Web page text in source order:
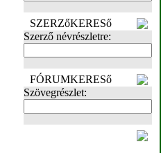
SZERZőKERESő
Szerző névrészletre:
FÓRUMKERESő
Szövegrészlet: